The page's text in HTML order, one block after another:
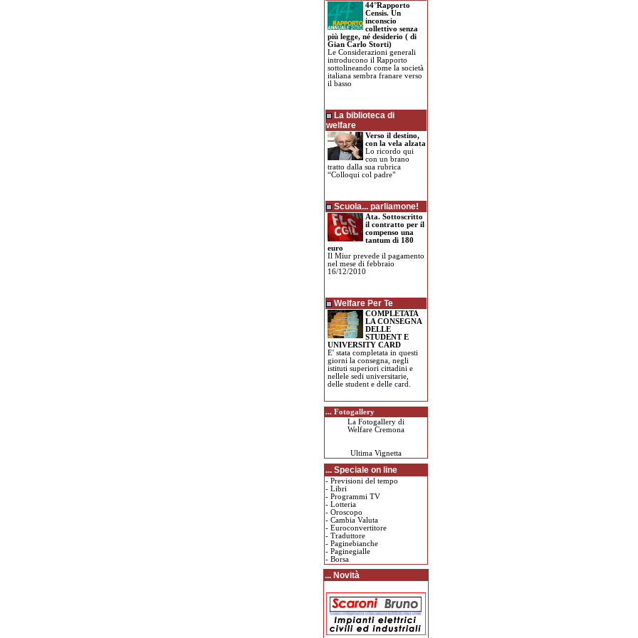
44°Rapporto
Censis. Un
inconscio
collettivo senza
più legge, né desiderio ( di
Gian Carlo Storti)
Le Considerazioni generali
introducono il Rapporto
sottolineando come la società
italiana sembra franare verso
il basso
La biblioteca di
welfare
Verso il destino,
con la vela alzata
Lo ricordo qui
con un brano
tratto dalla sua rubrica
“Colloqui col padre"
Scuola... parliamone!
Ata. Sottoscritto
il contratto per il
compenso una
tantum di 180
euro
Il Miur prevede il pagamento
nel mese di febbraio
16/12/2010
Welfare Per Te
COMPLETATA
LA CONSEGNA
DELLE
STUDENT E
UNIVERSITY CARD
E' stata completata in questi
giorni la consegna, negli
istituti superiori cittadini e
nellele sedi universitarie,
delle student e delle card.
... Fotogallery
La Fotogallery di
Welfare Cremona
Ultima Vignetta
... Speciale on line
- Previsioni del tempo
- Libri
- Programmi TV
- Lotteria
- Oroscopo
- Cambia Valuta
- Euroconvertitore
- Traduttore
- Paginebianche
- Paginegialle
- Borsa
... Novità